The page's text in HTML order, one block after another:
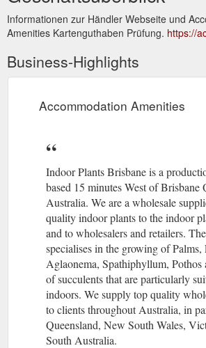
Informationen zur Händler Webseite und
Amenities Kartenguthaben Prüfung. https://
Business-Highlights
Accommodation Amenities
Indoor Plants Brisbane is a
based 15 minutes West of Brisbane
Australia. We are a wholesale
quality indoor plants to the indoor
and to wholesalers and retailers.
specialises in the growing of Palms,
Aglaonema, Spathiphyllum, Pothos
of succulents that are particularly
indoors. We supply top quality
to clients throughout Australia, in
Queensland, New South Wales,
South Australia.